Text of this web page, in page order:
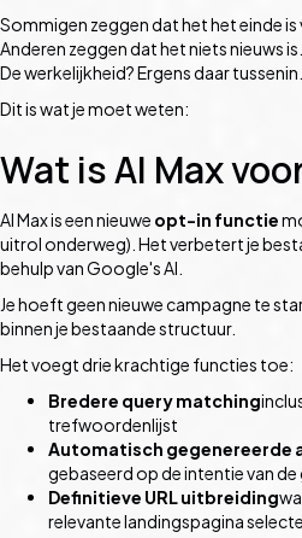
Sommigen zeggen dat het het einde
Anderen zeggen dat het niets nieuws is.
De werkelijkheid? Ergens daar tussenin.
Dit is wat je moet weten:
Wat is AI Max
AI Max is een nieuwe opt-in functie
uitrol onderweg). Het verbetert je
behulp van Google's AI.
Je hoeft geen nieuwe campagne te
binnen je bestaande structuur.
Het voegt drie krachtige functies toe:
Bredere query matching
trefwoordenlijst
Automatisch gegenereerde
gebaseerd op de intentie van
Definitieve URL uitbreiding
relevante landingspagina